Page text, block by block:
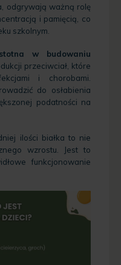
odgrywają ważną rolę
i pamięcią, co
szkolnym.
w budowaniu
przeciwciał, które
i chorobami.
do osłabienia
podatności na
ilości białka to nie
wzrostu. Jest to
funkcjonowanie